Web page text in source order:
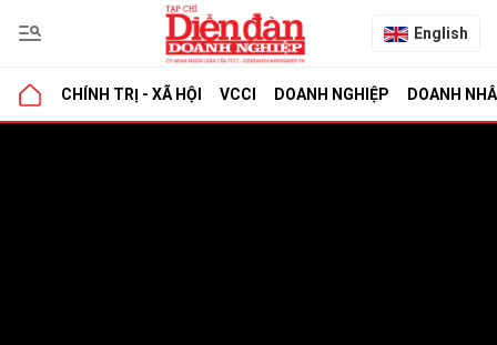
English
CHÍNH TRỊ - XÃ HỘI VCCI DOANH NGHIỆP DOANH